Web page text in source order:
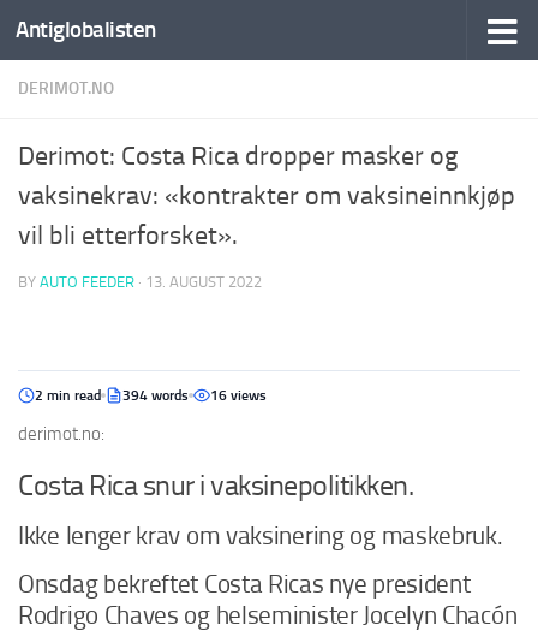
Antiglobalisten
DERIMOT.NO
Derimot: Costa Rica dropper masker og
vaksinekrav: «kontrakter om vaksineinnkjøp
vil bli etterforsket».
BY AUTO FEEDER · 13. AUGUST 2022
2 min read 394 words 16 views
derimot.no:
Costa Rica snur i vaksinepolitikken.
Ikke lenger krav om vaksinering og maskebruk.
Onsdag bekreftet Costa Ricas nye president
Rodrigo Chaves og helseminister Jocelyn Chacón